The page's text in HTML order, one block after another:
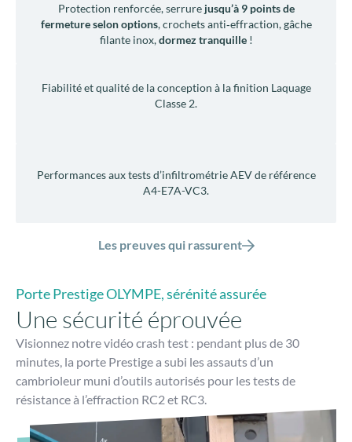
Protection renforcée, serrure jusqu’à 9 points de
fermeture selon options, crochets anti‑effraction, gâche
filante inox,dormez tranquille!
Fiabilité et qualité de la conception à la finition Laquage
Classe 2.
Performances aux tests d’infiltrométrie AEV de référence
A4-E7A-VC3.
Les preuves qui rassurent
Porte Prestige OLYMPE, sérénité assurée
Une sécurité éprouvée
Visionnez notre vidéo crash test : pendant plus de 30
minutes, la porte Prestige a subi les assauts d’un
cambrioleur muni d’outils autorisés pour les tests de
résistance à l’effraction RC2 et RC3.